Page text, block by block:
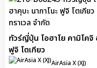
ทัวร์ญี่ปุ่น โอฮาโย คามิโคจิ
ฟูจิ โตเกียว
AirAsia X (XJ)